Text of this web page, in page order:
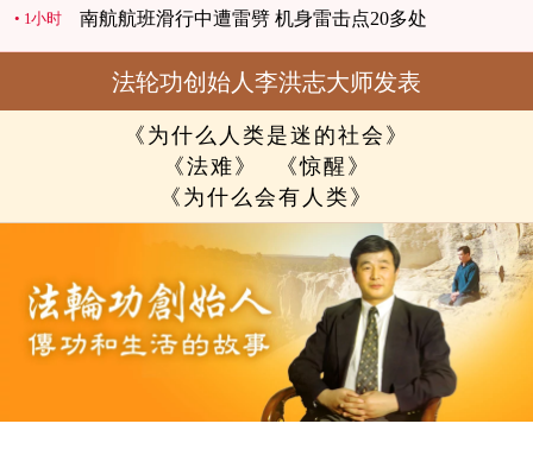
1小时 南航航班滑行中遭雷劈 机身雷击点20多处
法轮功创始人李洪志大师发表
《为什么人类是迷的社会》
《法难》
《惊醒》
《为什么会有人类》